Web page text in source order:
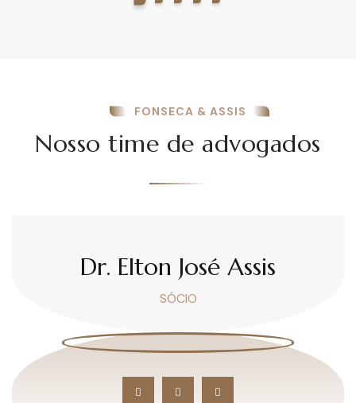
FONSECA & ASSIS
Nosso time de advogados
Dr. Elton José Assis
SÓCIO